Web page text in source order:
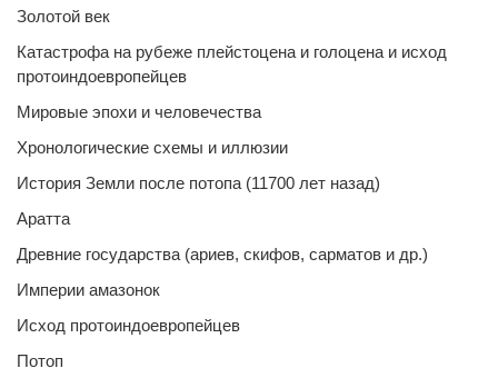
Золотой век
Катастрофа на рубеже плейстоцена и голоцена и исход
протоиндоевропейцев
Мировые эпохи и человечества
Хронологические схемы и иллюзии
История Земли после потопа (11700 лет назад)
Аратта
Древние государства (ариев, скифов, сарматов и др.)
Империи амазонок
Исход протоиндоевропейцев
Потоп